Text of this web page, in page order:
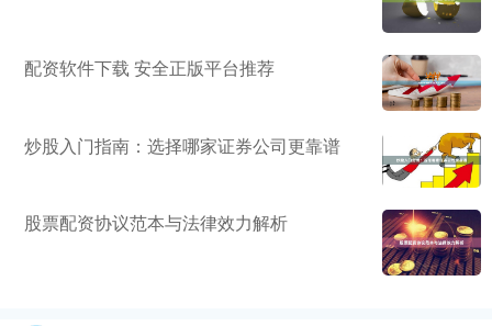
配资软件下载 安全正版平台推荐
炒股入门指南：选择哪家证券公司更靠谱
股票配资协议范本与法律效力解析